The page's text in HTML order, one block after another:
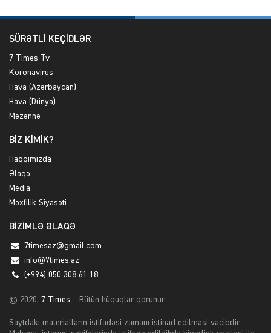
SÜRƏTLİ KEÇİDLƏR
7 Times Tv
Koronavirus
Hava (Azərbaycan)
Hava (Dünya)
Məzənnə
BİZ KİMİK?
Haqqımızda
Əlaqə
Media
Məxfilik Siyasəti
BİZİMLƏ ƏLAQƏ
7timesaz@gmail.com
info@7times.az
(+994) 050 308-61-18
© 2020, 7 Times – Bütün hüquqlar qorunur.
Saytdakı materialların istifadəsi zamanı istinad edilməsi vacibdir.